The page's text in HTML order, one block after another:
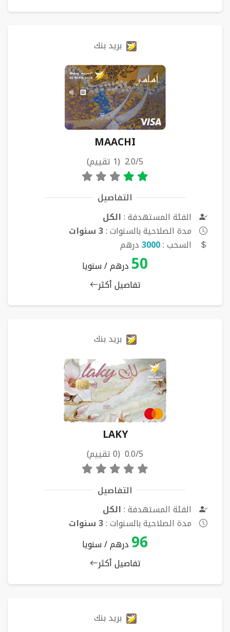
بريد بنك
MAACHI
2.0/5 (1 تقييم)
التفاصيل
الفئة المستهدفة :الكل
مدة الصلاحية بالسنوات :3 سنوات
السحب :3000درهم
50 درهم / سنويا
تفاصيل أكثر
بريد بنك
LAKY
0.0/5 (0 تقييم)
التفاصيل
الفئة المستهدفة :الكل
مدة الصلاحية بالسنوات :3 سنوات
96 درهم / سنويا
تفاصيل أكثر
بريد بنك